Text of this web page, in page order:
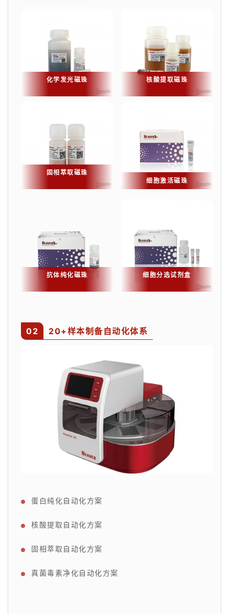
化学发光磁珠 核酸提取磁珠
固相萃取磁珠
细胞激活磁珠
抗体纯化磁珠 细胞分选试剂盒
02 20+样本制备自动化体系
蛋白纯化自动化方案
核酸提取自动化方案
固相萃取自动化方案
真菌毒素净化自动化方案